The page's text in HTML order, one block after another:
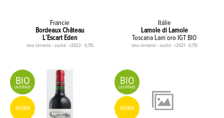
Francie
Bordeaux Château
L´Escart Eden
víno červené - suché - r2022 - 0,75l
BIO
certifikát
IKONA
Itálie
Lamole di Lamole
Toscana Lam´oro IGT BIO
víno červené - suché - r2021 - 0,75l
BIO
certifikát
IKONA